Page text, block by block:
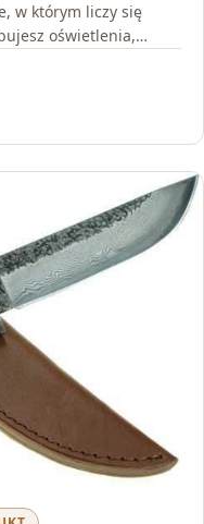
w którym liczy się
oświetlenia,…